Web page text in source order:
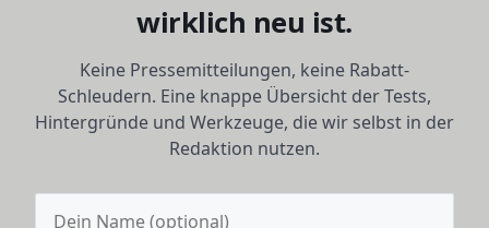
wirklich neu ist.
Keine Pressemitteilungen, keine Rabatt-
Schleudern. Eine knappe Übersicht der Tests,
Hintergründe und Werkzeuge, die wir selbst in der
Redaktion nutzen.